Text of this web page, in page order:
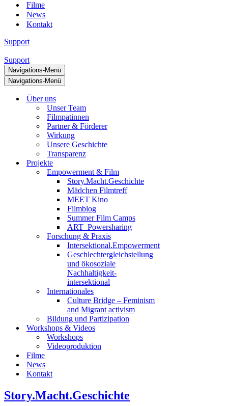
Filme
News
Kontakt
Support
Support
Navigations-Menü
Navigations-Menü
Über uns
Unser Team
Filmpatinnen
Partner & Förderer
Wirkung
Unsere Geschichte
Transparenz
Projekte
Empowerment & Film
Story.Macht.Geschichte
Mädchen Filmtreff
MEET Kino
Filmblog
Summer Film Camps
ART_Powersharing
Forschung & Praxis
Intersektional.Empowerment
Geschlechtergleichstellung
und ökosoziale
Nachhaltigkeit-
intersektional
Internationales
Culture Bridge – Feminism
and Migrant activism
Bildung und Partizipation
Workshops & Videos
Workshops
Videoproduktion
Filme
News
Kontakt
Story.Macht.Geschichte